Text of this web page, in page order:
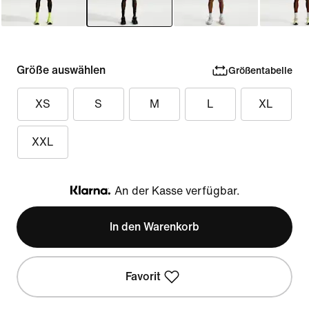
Größe auswählen Größentabelle
XS S M L XL
XXL
Klarna
An der Kasse verfügbar.
In den Warenkorb
Favorit